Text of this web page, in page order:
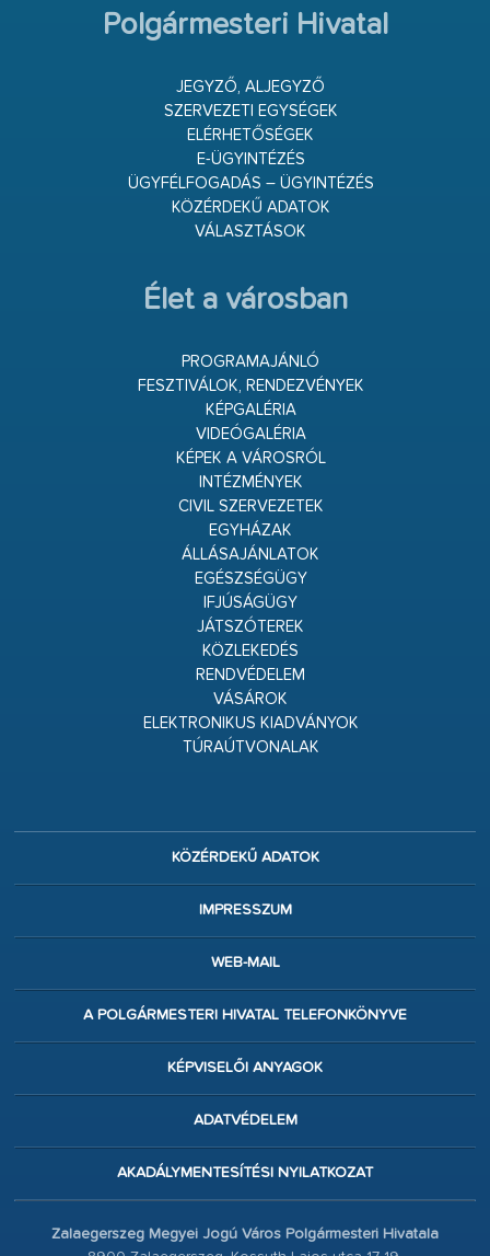
Polgármesteri Hivatal
JEGYZŐ, ALJEGYZŐ
SZERVEZETI EGYSÉGEK
ELÉRHETŐSÉGEK
E-ÜGYINTÉZÉS
ÜGYFÉLFOGADÁS – ÜGYINTÉZÉS
KÖZÉRDEKŰ ADATOK
VÁLASZTÁSOK
Élet a városban
PROGRAMAJÁNLÓ
FESZTIVÁLOK, RENDEZVÉNYEK
KÉPGALÉRIA
VIDEÓGALÉRIA
KÉPEK A VÁROSRÓL
INTÉZMÉNYEK
CIVIL SZERVEZETEK
EGYHÁZAK
ÁLLÁSAJÁNLATOK
EGÉSZSÉGÜGY
IFJÚSÁGÜGY
JÁTSZÓTEREK
KÖZLEKEDÉS
RENDVÉDELEM
VÁSÁROK
ELEKTRONIKUS KIADVÁNYOK
TÚRAÚTVONALAK
KÖZÉRDEKŰ ADATOK
IMPRESSZUM
WEB-MAIL
A POLGÁRMESTERI HIVATAL TELEFONKÖNYVE
KÉPVISELŐI ANYAGOK
ADATVÉDELEM
AKADÁLYMENTESÍTÉSI NYILATKOZAT
Zalaegerszeg Megyei Jogú Város Polgármesteri Hivatala